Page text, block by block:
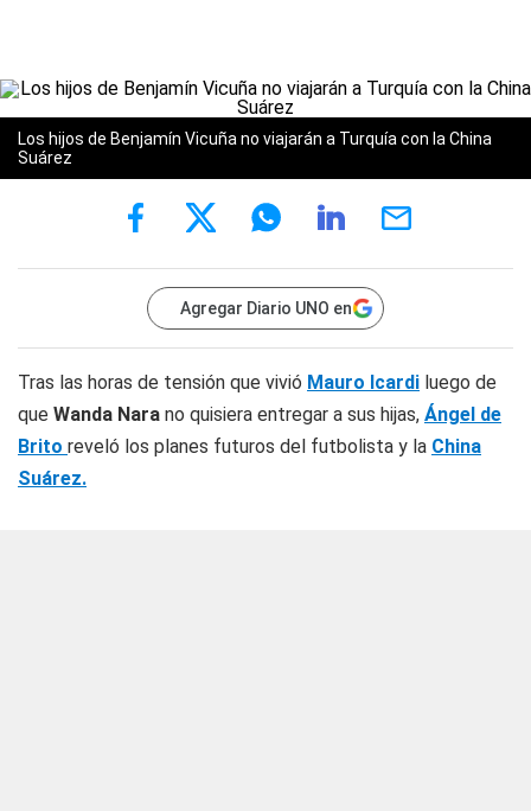
Los hijos de Benjamín Vicuña no viajarán a Turquía con la China
Suárez
Agregar Diario UNO en
Tras las horas de tensión que vivió Mauro Icardi luego de
que Wanda Nara no quisiera entregar a sus hijas, Ángel de
Brito reveló los planes futuros del futbolista y la China
Suárez.